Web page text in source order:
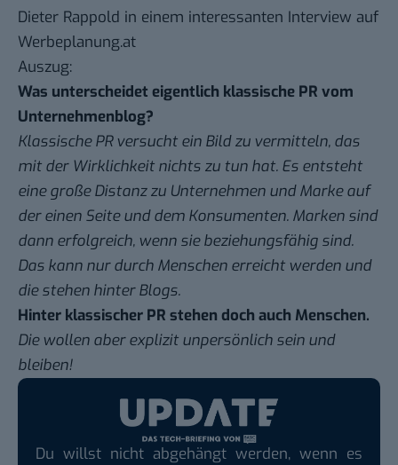
Dieter Rappold in einem interessanten Interview auf
Werbeplanung.at
Auszug:
Was unterscheidet eigentlich klassische PR vom
Unternehmenblog?
Klassische PR versucht ein Bild zu vermitteln, das
mit der Wirklichkeit nichts zu tun hat. Es entsteht
eine große Distanz zu Unternehmen und Marke auf
der einen Seite und dem Konsumenten. Marken sind
dann erfolgreich, wenn sie beziehungsfähig sind.
Das kann nur durch Menschen erreicht werden und
die stehen hinter Blogs.
Hinter klassischer PR stehen doch auch Menschen.
Die wollen aber explizit unpersönlich sein und
bleiben!
Du willst nicht abgehängt werden, wenn es